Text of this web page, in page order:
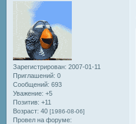
Зарегистрирован: 2007-01-11
Приглашений: 0
Сообщений: 693
Уважение: +5
Позитив: +11
Возраст: 40 [1986-08-06]
Провел на форуме: